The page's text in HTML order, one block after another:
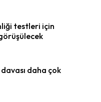
testleri için
davası daha çok